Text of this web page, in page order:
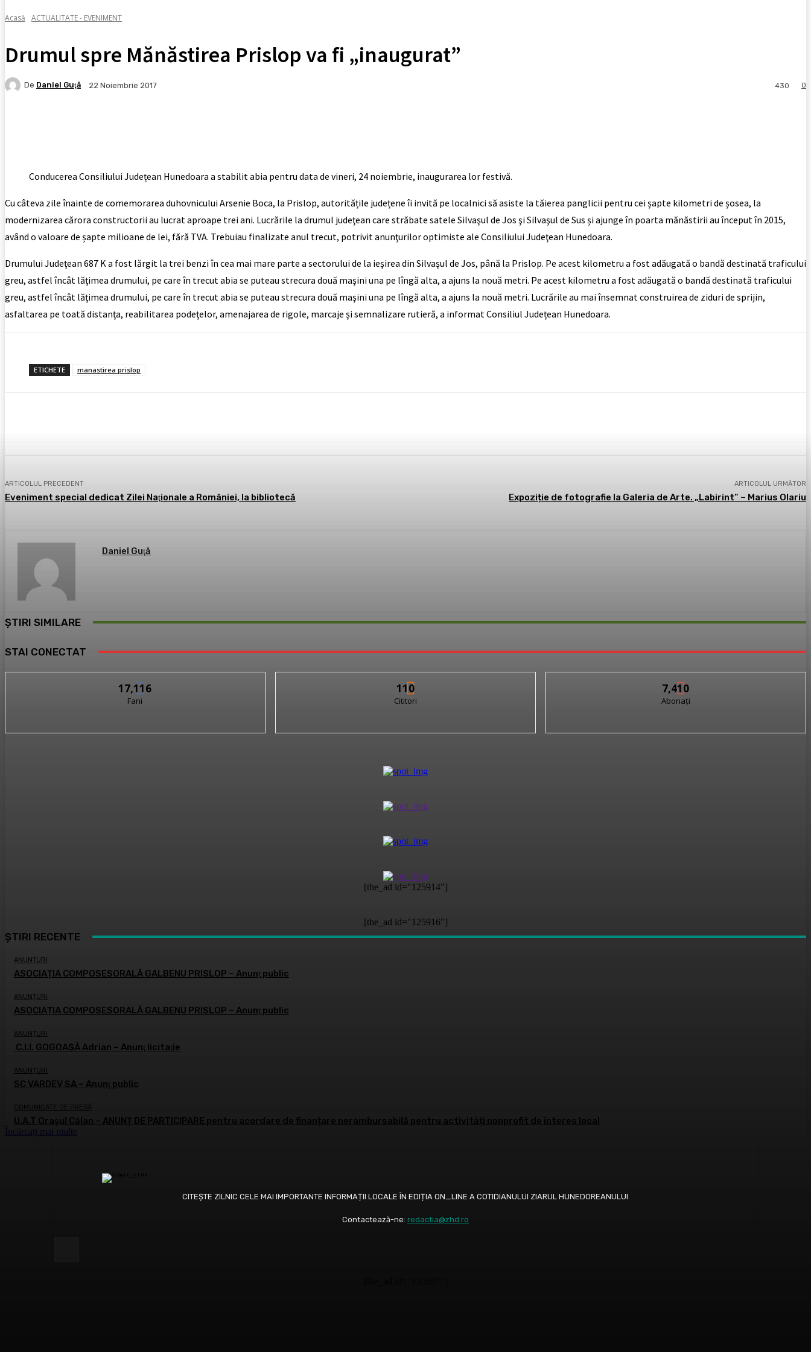
Acasă ACTUALITATE - EVENIMENT
Drumul spre Mănăstirea Prislop va fi „inaugurat”
De Daniel Guţă 22 Noiembrie 2017 0
430
Conducerea Consiliului Județean Hunedoara a stabilit abia pentru data de vineri, 24 noiembrie, inaugurarea lor festivă.
Cu câteva zile înainte de comemorarea duhovnicului Arsenie Boca, la Prislop, autoritățile județene îi invită pe localnici să asiste la tăierea panglicii pentru cei șapte kilometri de șosea, la
modernizarea cărora constructorii au lucrat aproape trei ani. Lucrările la drumul judeţean care străbate satele Silvaşul de Jos şi Silvaşul de Sus și ajunge în poarta mănăstirii au început în 2015,
având o valoare de șapte milioane de lei, fără TVA. Trebuiau finalizate anul trecut, potrivit anunţurilor optimiste ale Consiliului Judeţean Hunedoara.
Drumului Judeţean 687 K a fost lărgit la trei benzi în cea mai mare parte a sectorului de la ieşirea din Silvaşul de Jos, până la Prislop. Pe acest kilometru a fost adăugată o bandă destinată traficului
greu, astfel încât lăţimea drumului, pe care în trecut abia se puteau strecura două maşini una pe lîngă alta, a ajuns la nouă metri. Pe acest kilometru a fost adăugată o bandă destinată traficului
greu, astfel încât lăţimea drumului, pe care în trecut abia se puteau strecura două maşini una pe lîngă alta, a ajuns la nouă metri. Lucrările au mai însemnat construirea de ziduri de sprijin,
asfaltarea pe toată distanţa, reabilitarea podeţelor, amenajarea de rigole, marcaje şi semnalizare rutieră, a informat Consiliul Județean Hunedoara.
ETICHETE manastirea prislop
ARTICOLUL PRECEDENT
Eveniment special dedicat Zilei Naţionale a României, la bibliotecă
ARTICOLUL URMĂTOR
Expoziție de fotografie la Galeria de Arte. „Labirint” – Marius Olariu
Daniel Guţă
ȘTIRI SIMILARE
STAI CONECTAT
17,116
Fani
110
Cititori
7,410
Abonați
[the_ad id="125914"]
[the_ad id="125916"]
ȘTIRI RECENTE
ANUNȚURI
ASOCIAȚIA COMPOSESORALĂ GALBENU PRISLOP – Anunţ public
ANUNȚURI
ASOCIAȚIA COMPOSESORALĂ GALBENU PRISLOP – Anunţ public
ANUNȚURI
C.I.I. GOGOAŞĂ Adrian – Anunţ licitaţie
ANUNȚURI
SC VARDEV SA – Anunţ public
COMUNICATE DE PRESĂ
U.A.T Orașul Călan – ANUNȚ DE PARTICIPARE pentru acordare de finanțare nerambursabilă pentru activități nonprofit de interes local
Încărcați mai multe
CITEȘTE ZILNIC CELE MAI IMPORTANTE INFORMAȚII LOCALE ÎN EDIȚIA ON_LINE A COTIDIANULUI ZIARUL HUNEDOREANULUI
Contactează-ne: redactia@zhd.ro